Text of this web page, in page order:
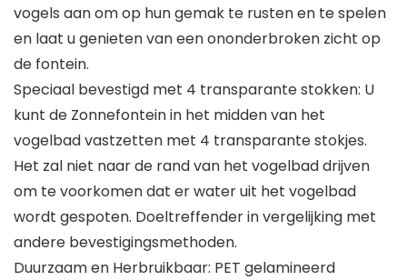
vogels aan om op hun gemak te rusten en te spelen
en laat u genieten van een ononderbroken zicht op
de fontein.
Speciaal bevestigd met 4 transparante stokken: U
kunt de Zonnefontein in het midden van het
vogelbad vastzetten met 4 transparante stokjes.
Het zal niet naar de rand van het vogelbad drijven
om te voorkomen dat er water uit het vogelbad
wordt gespoten. Doeltreffender in vergelijking met
andere bevestigingsmethoden.
Duurzaam en Herbruikbaar: PET gelamineerd